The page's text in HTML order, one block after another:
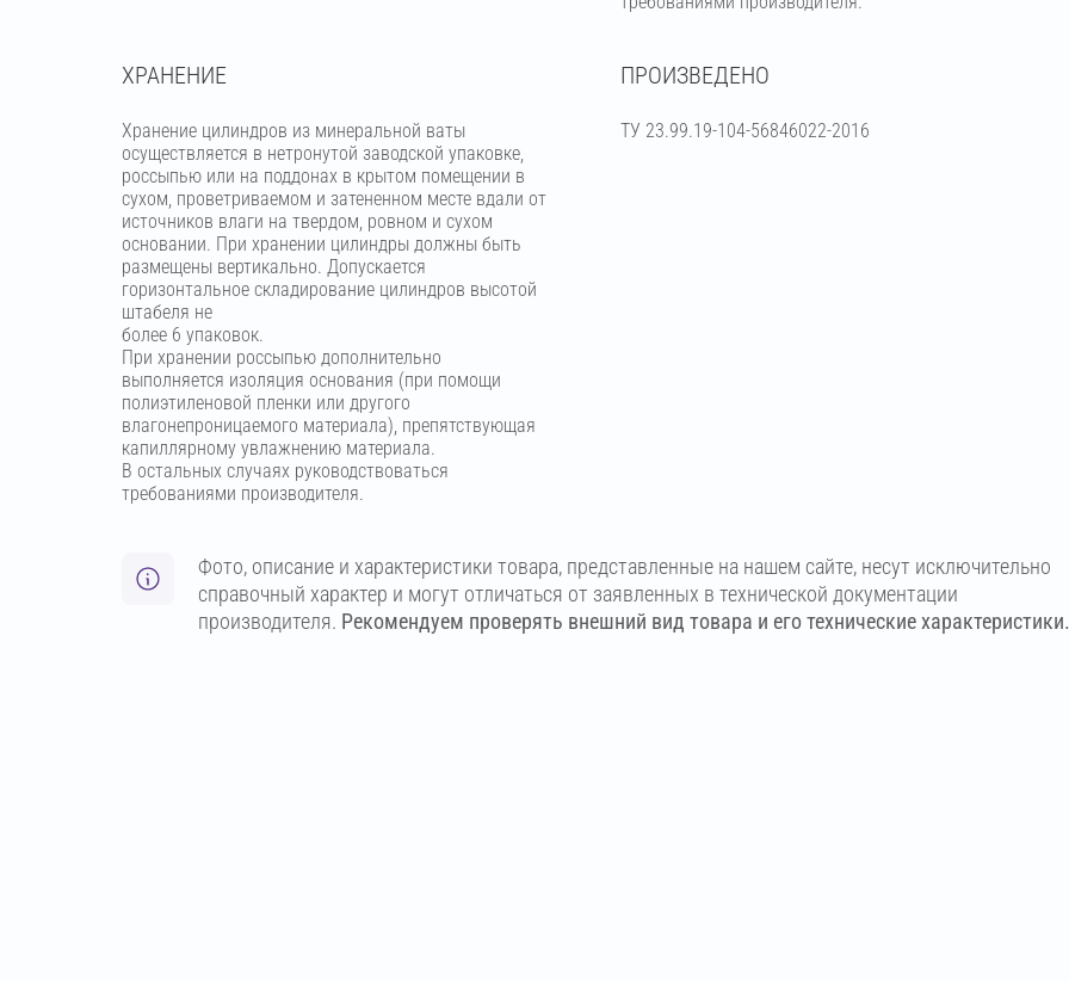
ХРАНЕНИЕ
Хранение цилиндров из минеральной ваты
осуществляется в нетронутой заводской упаковке,
россыпью или на поддонах в крытом помещении в
сухом, проветриваемом и затененном месте вдали от
источников влаги на твердом, ровном и сухом
основании. При хранении цилиндры должны быть
размещены вертикально. Допускается
горизонтальное складирование цилиндров высотой
штабеля не
более 6 упаковок.
При хранении россыпью дополнительно
выполняется изоляция основания (при помощи
полиэтиленовой пленки или другого
влагонепроницаемого материала), препятствующая
капиллярному увлажнению материала.
В остальных случаях руководствоваться
требованиями производителя.
ПРОИЗВЕДЕНО
ТУ 23.99.19-104-56846022-2016
Фото, описание и характеристики товара, представленные на нашем сайте, несут исключительно
справочный характер и могут отличаться от заявленных в технической документации
производителя. Рекомендуем проверять внешний вид товара и его технические характеристики.